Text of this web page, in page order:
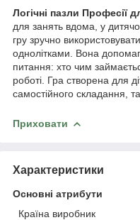
Логічні пазли Професії
для занять вдома, у
гру зручно
однолітками. Вона
питання: хто чим
роботі. Гра створена для
самостійного складання,
Приховати
Характеристики
Основні атрибути
Країна виробник